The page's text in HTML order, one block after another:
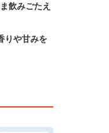
飲みごたえ
りや甘みを